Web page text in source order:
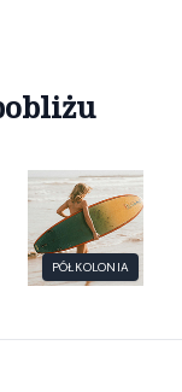
PÓŁKOLONIA